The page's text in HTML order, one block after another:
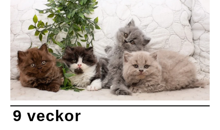
9 veckor